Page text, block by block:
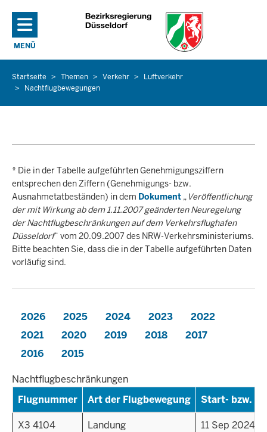
Direkt zum Inhalt
MENÜ
NAVIGATION AKTIVIEREN/DEAKTIVIEREN: HAUPTMENÜ
Sie
befinden
sich
Startseite Themen Verkehr
Luftverkehr
Nachtflugbewegungen
* Die in der Tabelle aufgeführten Genehmigungsziffern
entsprechen den Ziffern (Genehmigungs- bzw.
Ausnahmetatbeständen) in dem Dokument „ Veröffentlichung
der mit Wirkung ab dem 1.11.2007 geänderten Neuregelung
der Nachtflugbeschränkungen auf dem Verkehrsflughafen
Düsseldorf“ vom 20.09.2007 des NRW-Verkehrsministeriums.
Bitte beachten Sie, dass die in der Tabelle aufgeführten Daten
vorläufig sind.
2026 2025 2024 2023
2022
2021
2020 2019 2018
2017
2016
2015
Nachtflugbeschränkungen
Flugnummer
Art der Flugbewegung Start- bzw.
X3 4104 Landung
11 Sep 2024 -